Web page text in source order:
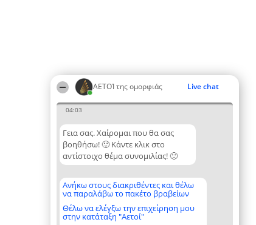
ΑΕΤΟΊ της ομορφιάς Live chat
04:03
Γεια σας. Χαίρομαι που θα σας
βοηθήσω! 🙂 Κάντε κλικ στο
αντίστοιχο θέμα συνομιλίας! 🙂
Ανήκω στους διακριθέντες και θέλω
να παραλάβω το πακέτο βραβείων
Θέλω να ελέγξω την επιχείρηση μου
στην κατάταξη "Αετοί"